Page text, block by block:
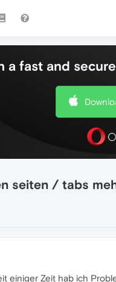
a fast and
seiten / tabs
einiger Zeit hab ich